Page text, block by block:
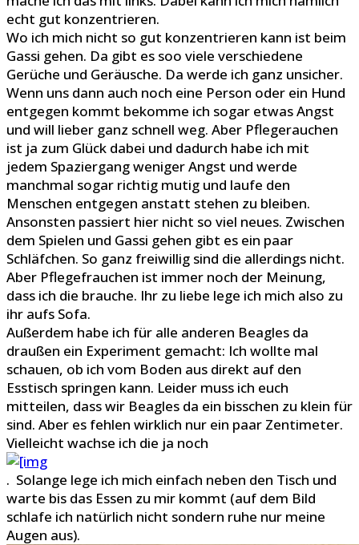
echt gut konzentrieren.
Wo ich mich nicht so gut konzentrieren kann ist beim
Gassi gehen. Da gibt es soo viele verschiedene
Gerüche und Geräusche. Da werde ich ganz unsicher.
Wenn uns dann auch noch eine Person oder ein Hund
entgegen kommt bekomme ich sogar etwas Angst
und will lieber ganz schnell weg. Aber Pflegerauchen
ist ja zum Glück dabei und dadurch habe ich mit
jedem Spaziergang weniger Angst und werde
manchmal sogar richtig mutig und laufe den
Menschen entgegen anstatt stehen zu bleiben.
Ansonsten passiert hier nicht so viel neues. Zwischen
dem Spielen und Gassi gehen gibt es ein paar
Schläfchen. So ganz freiwillig sind die allerdings nicht.
Aber Pflegefrauchen ist immer noch der Meinung,
dass ich die brauche. Ihr zu liebe lege ich mich also zu
ihr aufs Sofa.
Außerdem habe ich für alle anderen Beagles da
draußen ein Experiment gemacht: Ich wollte mal
schauen, ob ich vom Boden aus direkt auf den
Esstisch springen kann. Leider muss ich euch
mitteilen, dass wir Beagles da ein bisschen zu klein für
sind. Aber es fehlen wirklich nur ein paar Zentimeter.
Vielleicht wachse ich die ja noch
. Solange lege ich mich einfach neben den Tisch und
warte bis das Essen zu mir kommt (auf dem Bild
schlafe ich natürlich nicht sondern ruhe nur meine
Augen aus).